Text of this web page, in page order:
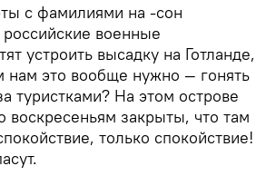
с фамилиями на -сон
военные
устроить высадку на Готланде,
нам это вообще нужно — гонять
туристками? На этом острове
воскресеньям закрыты, что там
только спокойствие!